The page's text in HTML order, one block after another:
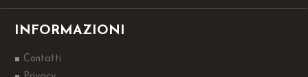
INFORMAZIONI
Contatti